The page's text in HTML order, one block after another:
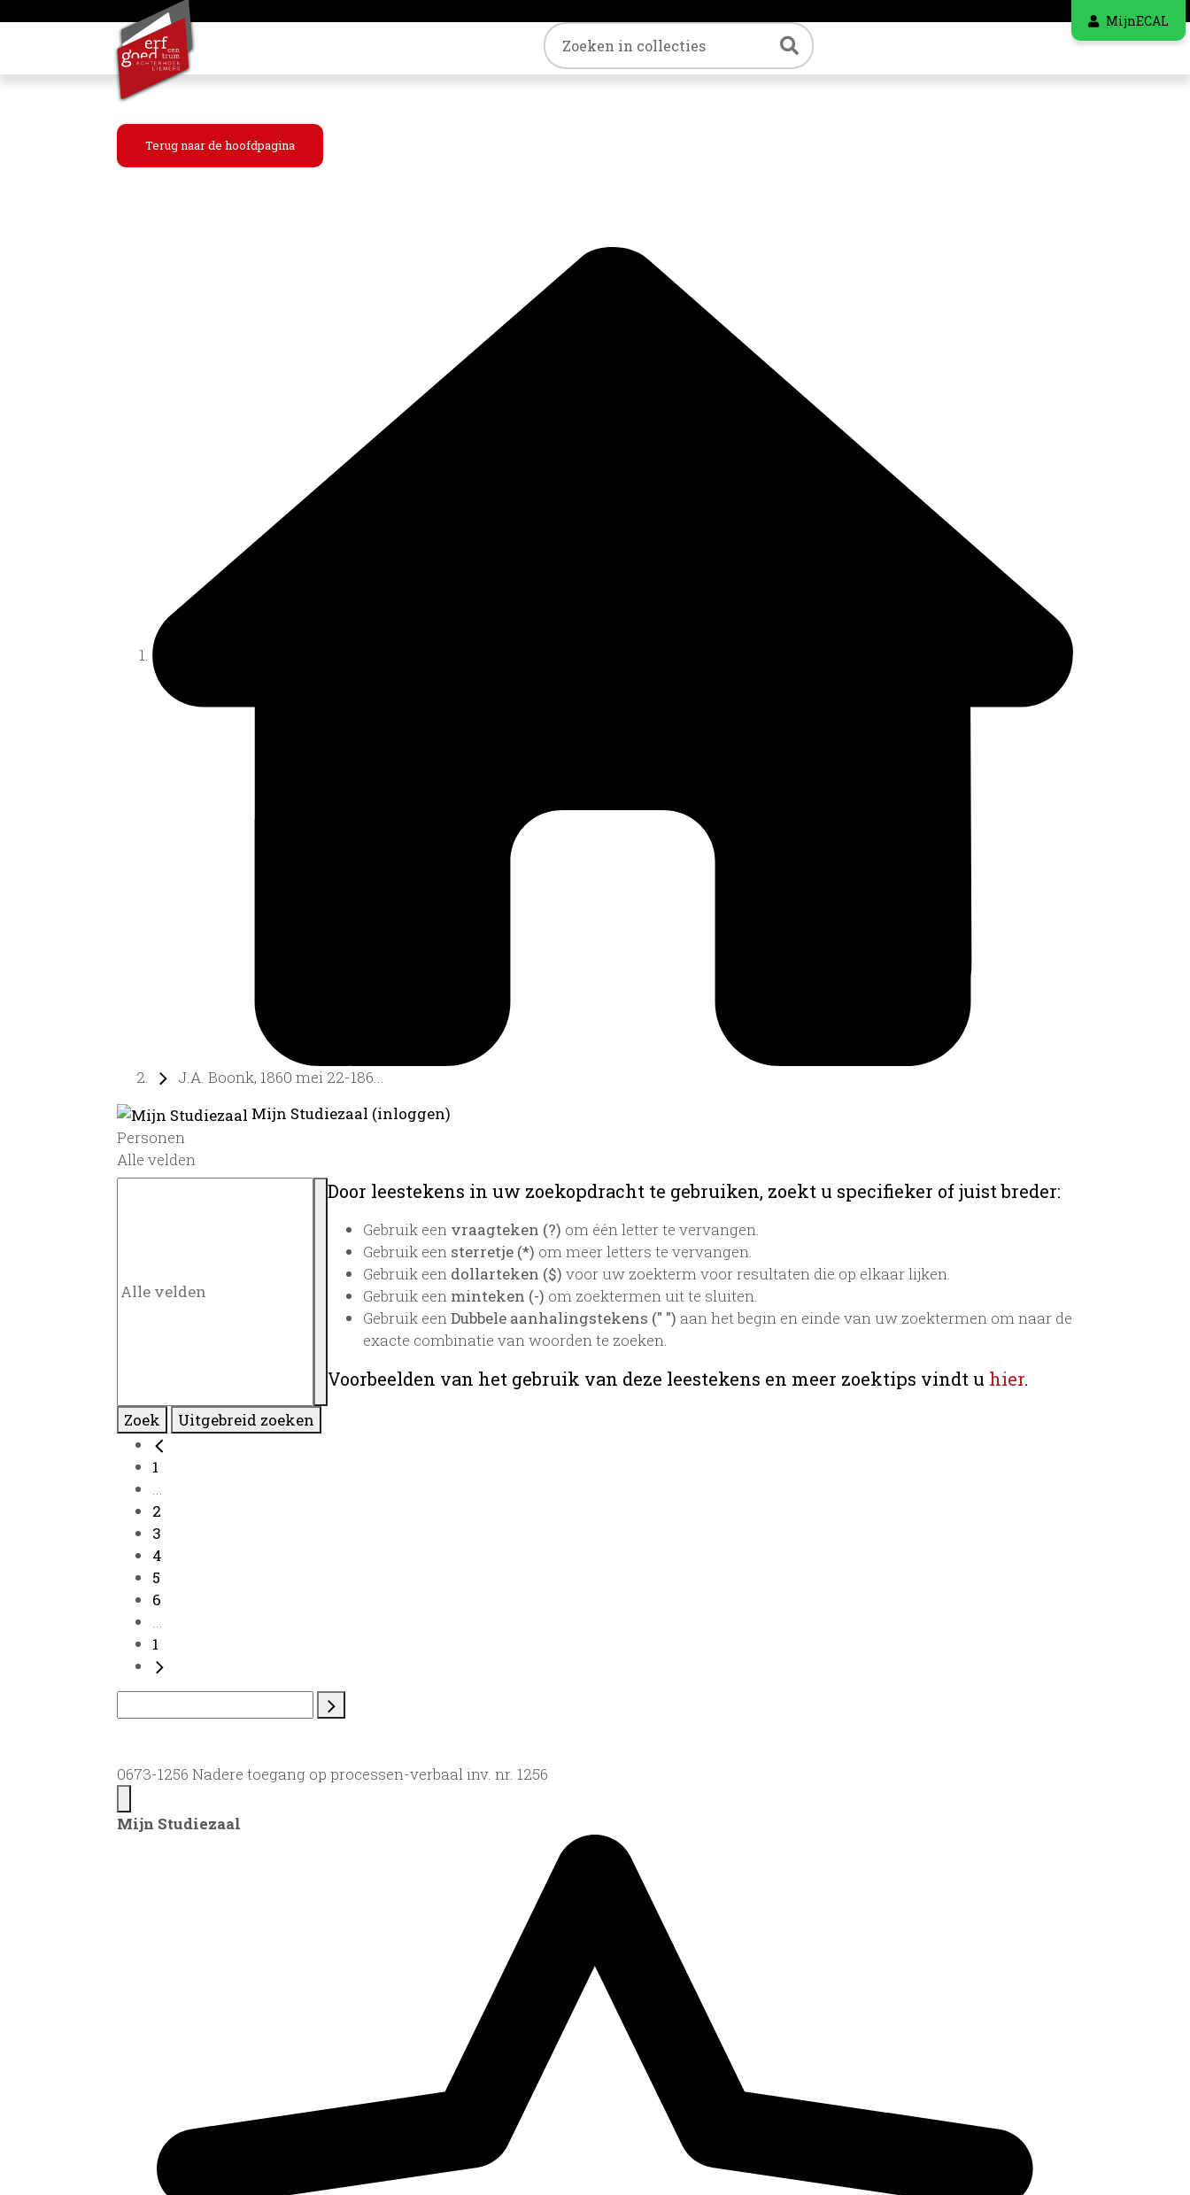
MijnECAL
Trefwoord Zoeken
Terug naar de hoofdpagina
J.A. Boonk, 1860 mei 22-186...
Mijn Studiezaal (inloggen)
Personen
Alle velden
Door leestekens in uw zoekopdracht te gebruiken, zoekt u specifieker of juist breder:
Gebruik een vraagteken (?) om één letter te vervangen.
Gebruik een sterretje (*) om meer letters te vervangen.
Gebruik een dollarteken ($) voor uw zoekterm voor resultaten die op elkaar lijken.
Gebruik een minteken (-) om zoektermen uit te sluiten.
Gebruik eenDubbele aanhalingstekens (" ") aan het begin en einde van uw zoektermen om naar de
exacte combinatie van woorden te zoeken.
Voorbeelden van het gebruik van deze leestekens en meer zoektips vindt u hier.
Zoek Uitgebreid zoeken
1
...
2
3
4
5
6
...
1
0673-1256 Nadere toegang op processen-verbaal inv. nr. 1256
Mijn Studiezaal